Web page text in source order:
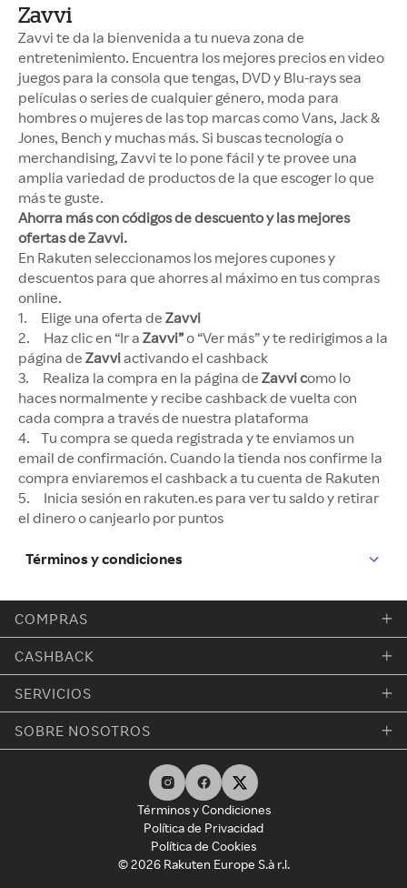
Zavvi
Zavvi te da la bienvenida a tu nueva zona de
entretenimiento. Encuentra los mejores precios en video
juegos para la consola que tengas, DVD y Blu-rays sea
películas o series de cualquier género, moda para
hombres o mujeres de las top marcas como Vans, Jack &
Jones, Bench y muchas más. Si buscas tecnología o
merchandising, Zavvi te lo pone fácil y te provee una
amplia variedad de productos de la que escoger lo que
más te guste.
Ahorra más con códigos de descuento y las mejores
ofertas de Zavvi.
En Rakuten seleccionamos los mejores cupones y
descuentos para que ahorres al máximo en tus compras
online.
1. Elige una oferta de Zavvi
2. Haz clic en “Ir a Zavvi”o “Ver más” y te redirigimos a la
página de Zavviactivando el cashback
3. Realiza la compra en la página de Zavvi como lo
haces normalmente y recibe cashback de vuelta con
cada compra a través de nuestra plataforma
4. Tu compra se queda registrada y te enviamos un
email de confirmación. Cuando la tienda nos confirme la
compra enviaremos el cashback a tu cuenta de Rakuten
5. Inicia sesión en rakuten.es para ver tu saldo y retirar
el dinero o canjearlo por puntos
Términos y condiciones
COMPRAS
CASHBACK
SERVICIOS
SOBRE NOSOTROS
Términos y Condiciones
Política de Privacidad
Política de Cookies
© 2026 Rakuten Europe S.à r.l.